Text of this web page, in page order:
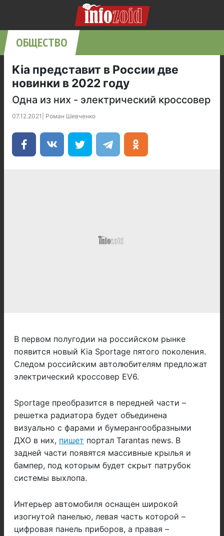
ОБЩЕСТВО
Kia представит в России две
новинки в 2022 году
Одна из них - электрический кроссовер
07.12.2021 Роман Шевченко
В первом полугодии на российском рынке
появится новый Kia Sportage пятого поколения.
Следом российским автолюбителям предложат
электрический кроссовер EV6.
Sportage преобразится в передней части –
решетка радиатора будет объединена
визуально с фарами и бумерангообразными
ДХО в них, пишет портал Tarantas news. В
задней части появятся массивные крылья и
бампер, под которым будет скрыт патрубок
системы выхлопа.
Интерьер автомобиля оснащен широкой
изогнутой панелью, левая часть которой –
цифровая панель приборов, а правая –